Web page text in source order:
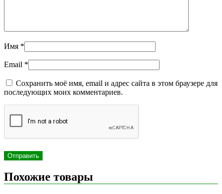
Имя *
Email *
Сохранить моё имя, email и адрес сайта в этом браузере для
последующих моих комментариев.
Похожие товары